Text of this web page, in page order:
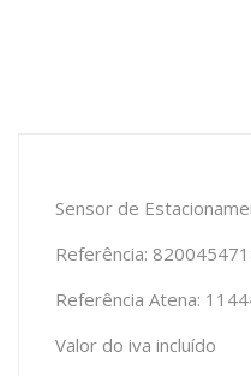
Sensor de
Referência:
Referência Atena:
Valor do iva incluído